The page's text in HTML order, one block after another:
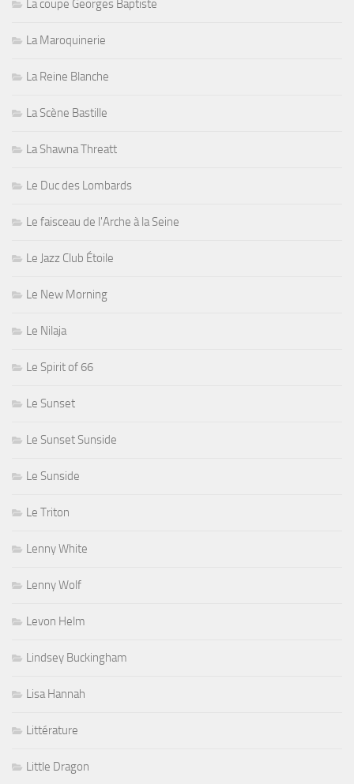
La coupe Georges Baptiste
La Maroquinerie
La Reine Blanche
La Scène Bastille
La Shawna Threatt
Le Duc des Lombards
Le faisceau de l'Arche à la Seine
Le Jazz Club Étoile
Le New Morning
Le Nilaja
Le Spirit of 66
Le Sunset
Le Sunset Sunside
Le Sunside
Le Triton
Lenny White
Lenny Wolf
Levon Helm
Lindsey Buckingham
Lisa Hannah
Littérature
Little Dragon